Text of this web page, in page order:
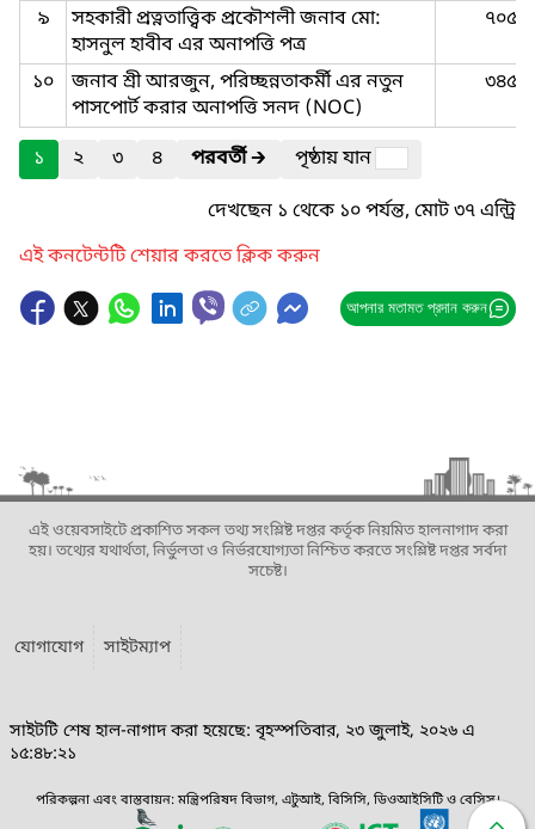
৯
সহকারী প্রত্নতাত্ত্বিক প্রকৌশলী জনাব মো:
হাসনুল হাবীব এর অনাপত্তি পত্র
৭০৫
১০
জনাব শ্রী আরজুন, পরিচ্ছন্নতাকর্মী এর নতুন
পাসপোর্ট করার অনাপত্তি সনদ (NOC)
৩৪৫
১ ২ ৩ ৪ পরবর্তী🡲
পৃষ্ঠায় যান
দেখছেন ১ থেকে ১০ পর্যন্ত, মোট ৩৭ এন্ট্রি
এই কনটেন্টটি শেয়ার করতে ক্লিক করুন
আপনার মতামত প্রদান করুন
এই ওয়েবসাইটে প্রকাশিত সকল তথ্য সংশ্লিষ্ট দপ্তর কর্তৃক নিয়মিত হালনাগাদ করা
হয়। তথ্যের যথার্থতা, নির্ভুলতা ও নির্ভরযোগ্যতা নিশ্চিত করতে সংশ্লিষ্ট দপ্তর সর্বদা
সচেষ্ট।
যোগাযোগ সাইটম্যাপ
সাইটটি শেষ হাল-নাগাদ করা হয়েছে: বৃহস্পতিবার, ২৩ জুলাই, ২০২৬ এ
১৫:৪৮:২১
পরিকল্পনা এবং বাস্তবায়ন: মন্ত্রিপরিষদ বিভাগ, এটুআই, বিসিসি, ডিওআইসিটি ও বেসিস।